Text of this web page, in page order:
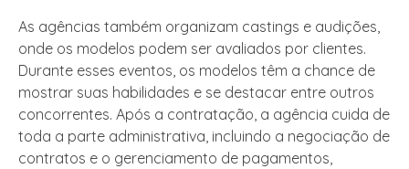
As agências também organizam castings e audições,
onde os modelos podem ser avaliados por clientes.
Durante esses eventos, os modelos têm a chance de
mostrar suas habilidades e se destacar entre outros
concorrentes. Após a contratação, a agência cuida de
toda a parte administrativa, incluindo a negociação de
contratos e o gerenciamento de pagamentos,